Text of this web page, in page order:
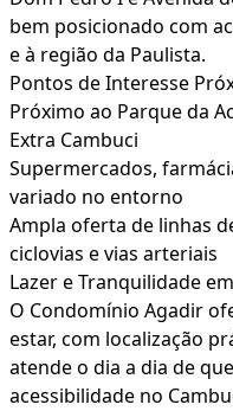
bem posicionado com
e à região da Paulista.
Pontos de Interesse
Próximo ao Parque da
Extra Cambuci
Supermercados,
variado no entorno
Ampla oferta de linhas
ciclovias e vias arteriais
Lazer e Tranquilidade
O Condomínio Agadir
estar, com localização
atende o dia a dia de
acessibilidade no